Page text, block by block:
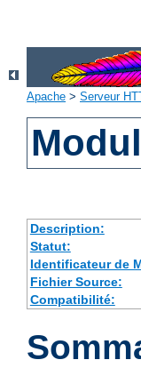
Apache > Serveur
Description:
Statut:
Identificateur de
Fichier Source:
Compatibilité: